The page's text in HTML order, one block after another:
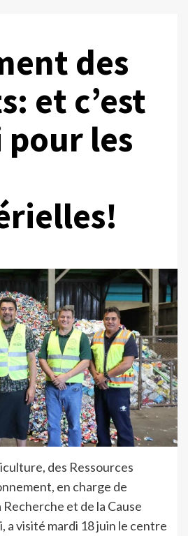
des
et c’est
les
des Ressources
en charge de
Recherche et de la Cause
a visité mardi 18 juin le centre